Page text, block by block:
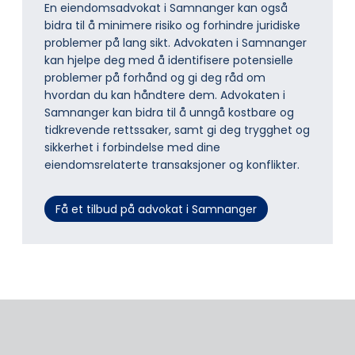
En eiendomsadvokat i Samnanger kan også
bidra til å minimere risiko og forhindre juridiske
problemer på lang sikt. Advokaten i Samnanger
kan hjelpe deg med å identifisere potensielle
problemer på forhånd og gi deg råd om
hvordan du kan håndtere dem. Advokaten i
Samnanger kan bidra til å unngå kostbare og
tidkrevende rettssaker, samt gi deg trygghet og
sikkerhet i forbindelse med dine
eiendomsrelaterte transaksjoner og konflikter.
Få et tilbud på advokat i Samnanger